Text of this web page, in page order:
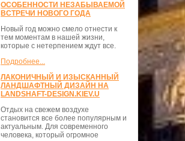
ОСОБЕННОСТИ НЕЗАБЫВАЕМОЙ
ВСТРЕЧИ НОВОГО ГОДА
Новый год можно смело отнести к
тем моментам в нашей жизни,
которые с нетерпением ждут все.
Подробнее...
ЛАКОНИЧНЫЙ И ИЗЫСКАННЫЙ
ЛАНДШАФТНЫЙ ДИЗАЙН НА
LANDSHAFT-DESIGN.KIEV.U
Отдых на свежем воздухе
становится все более популярным и
актуальным. Для современного
человека, который огромное